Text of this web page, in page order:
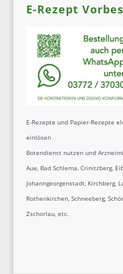
E-Rezept
E-Rezepte und Papier-Rezepte
einlösen
Botendienst nutzen und
Aue, Bad Schlema, Crinitzberg,
Johanngeorgenstadt, Kirchberg,
Rothenkirchen, Schneeberg,
Zschorlau, etc.